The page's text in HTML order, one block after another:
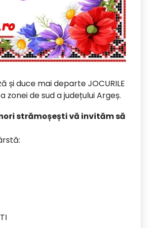
și duce mai departe JOCURILE
zonei de sud a județului Argeș.
strămoșești vă invităm să